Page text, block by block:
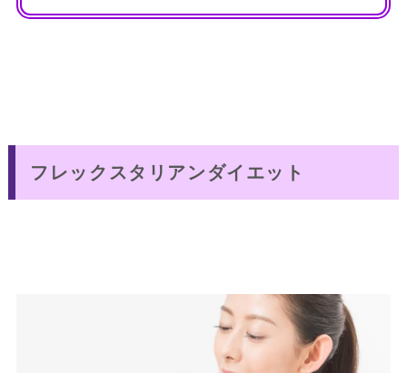
フレックスタリアンダイエット